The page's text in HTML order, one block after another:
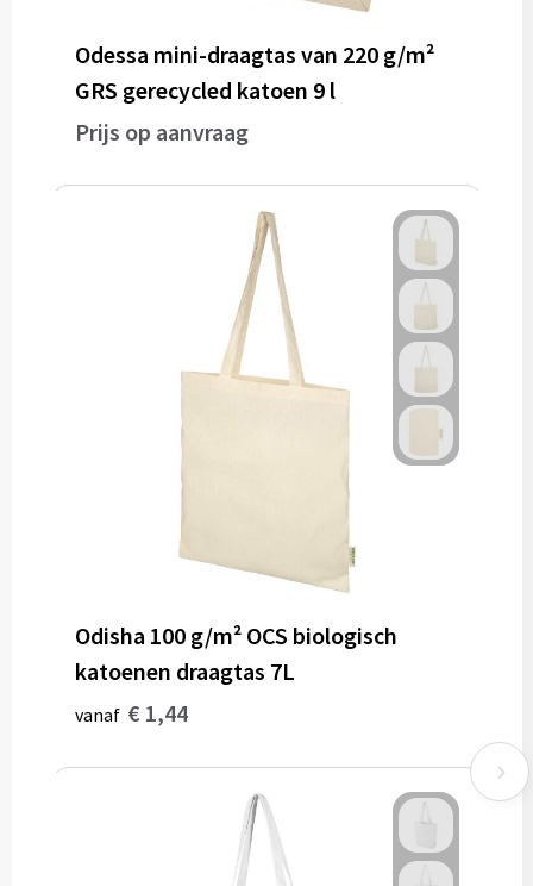
Odessa mini-draagtas van 220 g/m²
GRS gerecycled katoen 9 l
Prijs op aanvraag
Odisha 100 g/m² OCS biologisch
katoenen draagtas 7L
vanaf € 1,44